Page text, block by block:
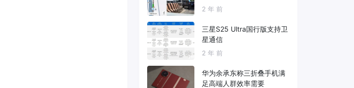
布免费服务
2 年 前
三星S25 Ultra国行版支持卫
星通信
2 年 前
华为余承东称三折叠手机满
足高端人群效率需要